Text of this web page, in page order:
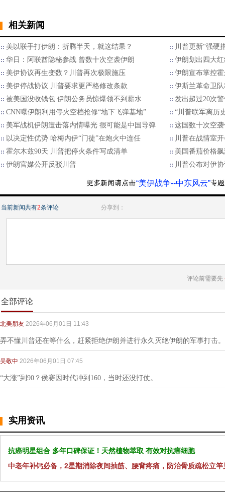
相关新闻
美以联手打伊朗：折腾半天，就这结果？
川普更新“强硬
华日：阿联酋隐秘参战 曾数十次空袭伊朗
伊朗划出四大
美伊协议再生变数？川普再次极限施压
伊朗宣布掌控
美伊停战协议 川普要求更严格修改条款
伊斯兰革命卫
被美国没收钱包 伊朗公务员惊爆领不到薪水
发出超过20次
CNN曝伊朗利用停火空档抢修“地下飞弹基地”
“川普联军离历
美军战机伊朗遭击落内情曝光 很可能是中国导弹
这国数十次空
以决定性优势 哈梅内伊“门徒”在炮火中连任
川普在战情室
霍尔木兹90天 川普把停火条件写成清单
美国番茄价格
伊朗官媒公开反驳川普
川普公布对伊
“美伊战争--中东风云”
当前新闻共有2条评论 分享到：
评论前需要先
全部评论
北美朋友 2026年06月01日 11:43
弄不懂川普还在等什么，赶紧拒绝伊朗并进行永久灭绝伊朗的军事打击。
吴敬中 2026年06月01日 07:45
“大涨”到90？侯赛因时代冲到160，当时还没打仗。
实用资讯
抗癌明星组合 多年口碑保证！天然植物萃取 有效对抗癌细胞
中老年补钙必备，2星期消除夜间抽筋、腰背疼痛，防治骨质疏松立竿